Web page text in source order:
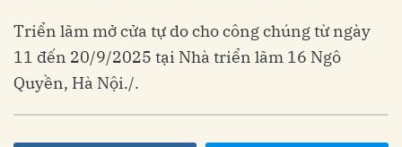
Triển lãm mở cửa tự do cho công chúng từ ngày
11 đến 20/9/2025 tại Nhà triển lãm 16 Ngô
Quyền, Hà Nội./.